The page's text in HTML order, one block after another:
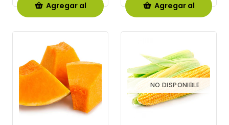
Agregar al
Carro
Agregar al
Carro
NO DISPONIBLE